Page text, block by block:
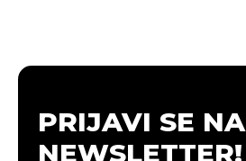
PRIJAVI SE NA
NEWSLETTER!